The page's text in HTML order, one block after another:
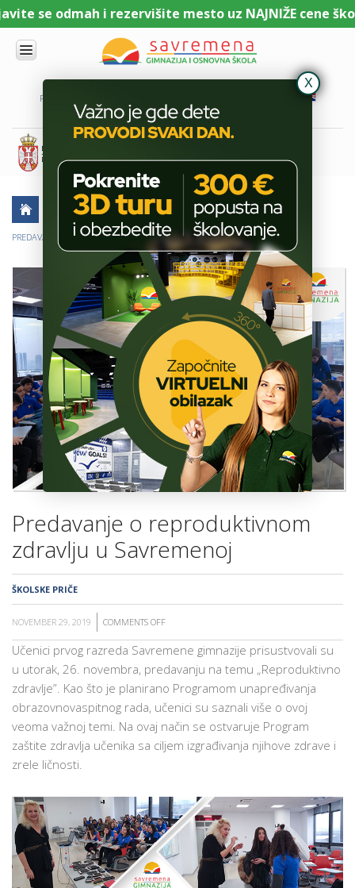
se odmah i rezervišite mesto uz NAJNIŽE cene
PORTAL ZA UČENIKE
NAMA
KOMBINOVANI
PROGRAM
NACIONALNI
PROGRAM
PROGRAM
SAVREMENO
OBRAZOVANJE
VESTI
ERASMUS+
OSNOVNA
ŠKOLA
AKTUELNO ŠKOLSKE PRIČE
PREDAVANJE O REPRODUKTIVNOM ZDRAVLJU U SAVREMENOJ
Predavanje o reproduktivnom
zdravlju u Savremenoj
ŠKOLSKE PRIČE
NOVEMBER 29, 2019 COMMENTS OFF
PREDAVANJE
REPRODUKTIVNOM
ZDRAVLJU
Učenici prvog razreda Savremene gimnazije prisustvovali su
u utorak, 26. novembra, predavanju na temu „Reproduktivno
zdravlje”. Kao što je planirano Programom unapređivanja
obrazovnovaspitnog rada, učenici su saznali više o ovoj
veoma važnoj temi. Na ovaj način se ostvaruje Program
zaštite zdravlja učenika sa ciljem izgrađivanja njihove zdrave i
zrele ličnosti.